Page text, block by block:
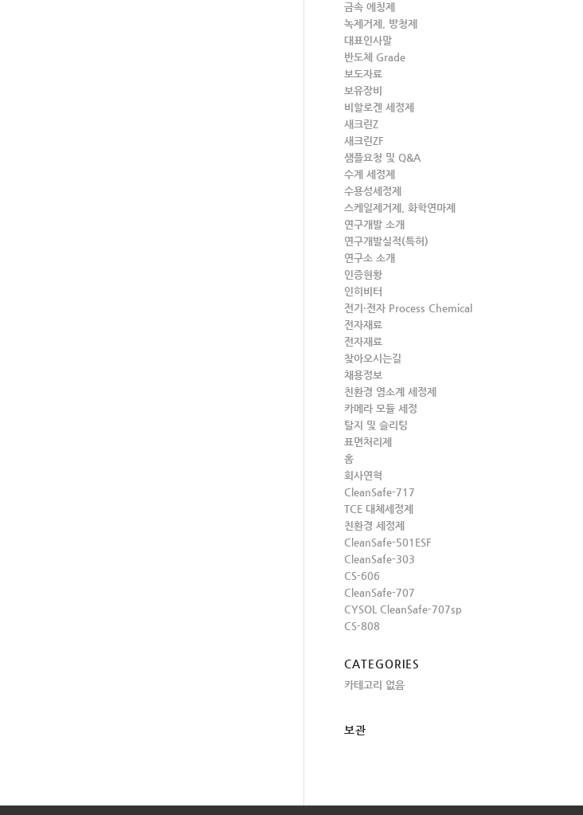
금속 에칭제
녹제거제, 방청제
대표인사말
반도체 Grade
보도자료
보유장비
비할로겐 세정제
새크린Z
새크린ZF
샘플요청 및 Q&A
수계 세정제
수용성세정제
스케일제거제, 화학연마제
연구개발 소개
연구개발실적(특허)
연구소 소개
인증현황
인히비터
전기·전자 Process Chemical
전자재료
전자재료
찾아오시는길
채용정보
친환경 염소계 세정제
카메라 모듈 세정
탈지 및 슬리팅
표면처리제
홈
회사연혁
CleanSafe-717
TCE 대체세정제
친환경 세정제
CleanSafe-501ESF
CleanSafe-303
CS-606
CleanSafe-707
CYSOL CleanSafe-707sp
CS-808
CATEGORIES
카테고리 없음
보관